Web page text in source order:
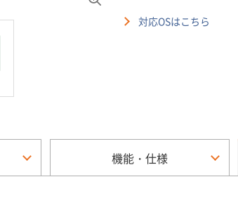
対応OSはこちら
機能・仕様